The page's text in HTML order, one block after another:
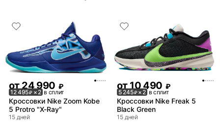
от 24 990 ₽
12 495₽ × 2 в сплит
Кроссовки Nike Zoom Kobe
5 Protro "X-Ray"
15 дней
от 10 490 ₽
5 245₽× 2 в сплит
Кроссовки Nike Freak 5
Black Green
15 дней